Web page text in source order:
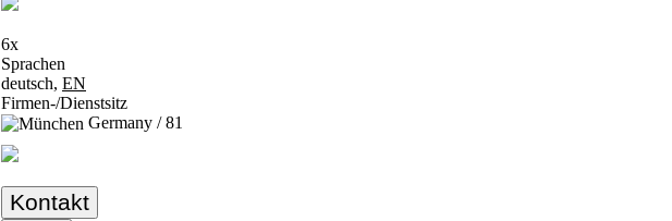
6x
Sprachen
deutsch, EN
Firmen-/Dienstsitz
Germany / 81
Kontakt